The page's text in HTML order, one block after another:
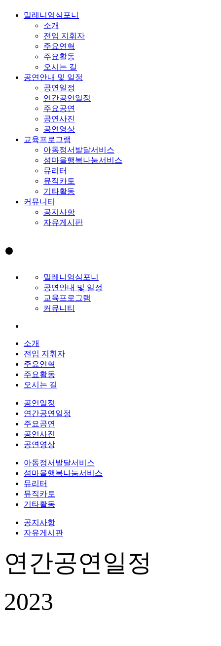
밀레니엄심포니
소개
전임 지휘자
주요연혁
주요활동
오시는 길
공연안내 및 일정
공연일정
연간공연일정
주요공연
공연사진
공연영상
교육프로그램
아동정서발달서비스
섬마을행복나눔서비스
뮤리터
뮤직카토
기타활동
커뮤니티
공지사항
자유게시판
밀레니엄심포니
공연안내 및 일정
교육프로그램
커뮤니티
소개
전임 지휘자
주요연혁
주요활동
오시는 길
공연일정
연간공연일정
주요공연
공연사진
공연영상
아동정서발달서비스
섬마을행복나눔서비스
뮤리터
뮤직카토
기타활동
공지사항
자유게시판
연간공연일정
2023